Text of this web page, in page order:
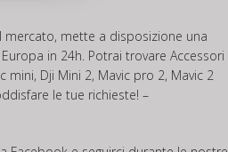
mette a disposizione una
in 24h. Potrai trovare Accessori
Dji Mini 2, Mavic pro 2, Mavic 2
le tue richieste! –